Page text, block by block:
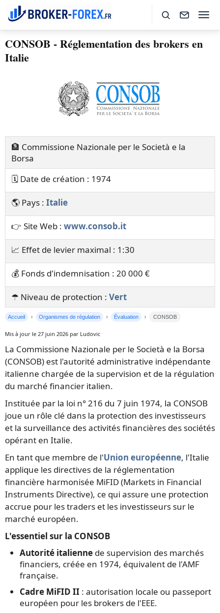
CONSOB - Réglementation des brokers en
Italie
🏦 Commissione Nazionale per le Società e la
Borsa
🗓️ Date de création : 1974
🌎 Pays : Italie
👉 Site Web : www.consob.it
📈 Effet de levier maximal : 1:30
💰 Fonds d'indemnisation : 20 000 €
☂️ Niveau de protection : Vert
Accueil Organismes de régulation Évaluation CONSOB
Mis à jour le 27 juin 2026 par Ludovic
La Commissione Nazionale per le Società e la Borsa
(CONSOB) est l'autorité administrative indépendante
italienne chargée de la supervision et de la régulation
du marché financier italien.
Instituée par la loi n° 216 du 7 juin 1974, la CONSOB
joue un rôle clé dans la protection des investisseurs
et la surveillance des activités financières des sociétés
opérant en Italie.
En tant que membre de l'Union européenne, l'Italie
applique les directives de la réglementation
financière harmonisée MiFID (Markets in Financial
Instruments Directive), ce qui assure une protection
accrue pour les traders et les investisseurs sur le
marché européen.
L'essentiel sur la CONSOB
Autorité italienne de supervision des marchés
financiers, créée en 1974, équivalent de l'AMF
française.
Cadre MiFID II : autorisation locale ou passeport
européen pour les brokers de l'EEE.